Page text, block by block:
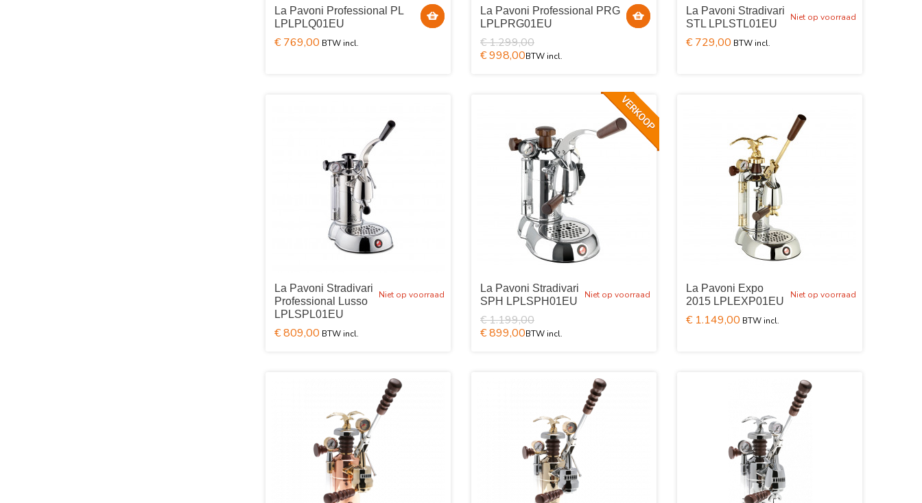
La Pavoni Professional PL
LPLPLQ01EU
€ 769,00
La Pavoni Professional PRG
LPLPRG01EU
€ 1.299,00
€ 998,00
Niet op voorraad
La Pavoni Stradivari
STL LPLSTL01EU
€ 729,00
Niet op voorraad
La Pavoni Stradivari
Professional Lusso
LPLSPL01EU
€ 809,00
Niet op voorraad
La Pavoni Stradivari
SPH LPLSPH01EU
€ 1.199,00
€ 899,00
Niet op voorraad
La Pavoni Expo
2015 LPLEXP01EU
€ 1.149,00